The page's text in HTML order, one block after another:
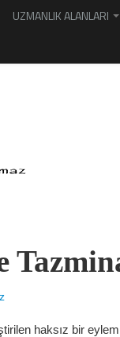
UZMANLIK ALANLARI
haksız bir